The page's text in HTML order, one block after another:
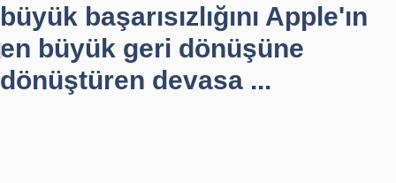
büyük başarısızlığını Apple'ın
en büyük geri dönüşüne
dönüştüren devasa ...